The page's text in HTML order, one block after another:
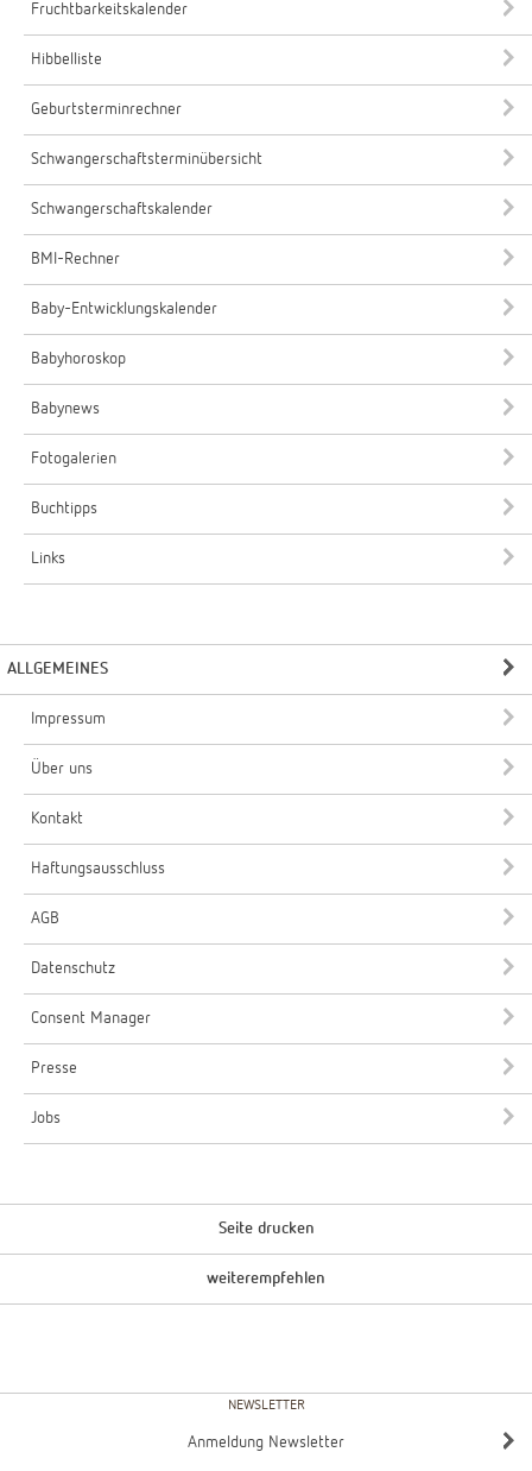
Fruchtbarkeitskalender
Hibbelliste
Geburtsterminrechner
Schwangerschaftsterminübersicht
Schwangerschaftskalender
BMI-Rechner
Baby-Entwicklungskalender
Babyhoroskop
Babynews
Fotogalerien
Buchtipps
Links
ALLGEMEINES
Impressum
Über uns
Kontakt
Haftungsausschluss
AGB
Datenschutz
Consent Manager
Presse
Jobs
Seite drucken
weiterempfehlen
NEWSLETTER
Anmeldung Newsletter